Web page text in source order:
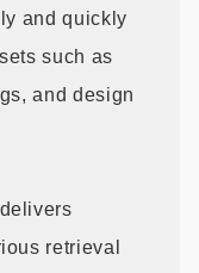
and quickly
such as
and design
retrieval